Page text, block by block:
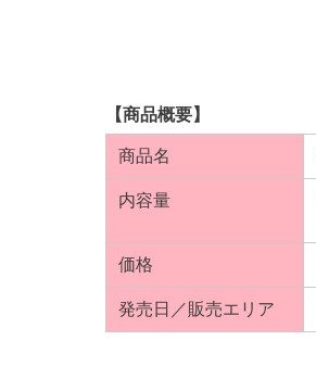
【商品概要】
商品名
内容量
価格
発売日／販売エリア